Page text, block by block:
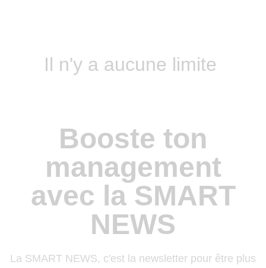
Il n'y a aucune limite
Booste ton
management
avec la SMART
NEWS
La SMART NEWS, c'est la newsletter pour être plus